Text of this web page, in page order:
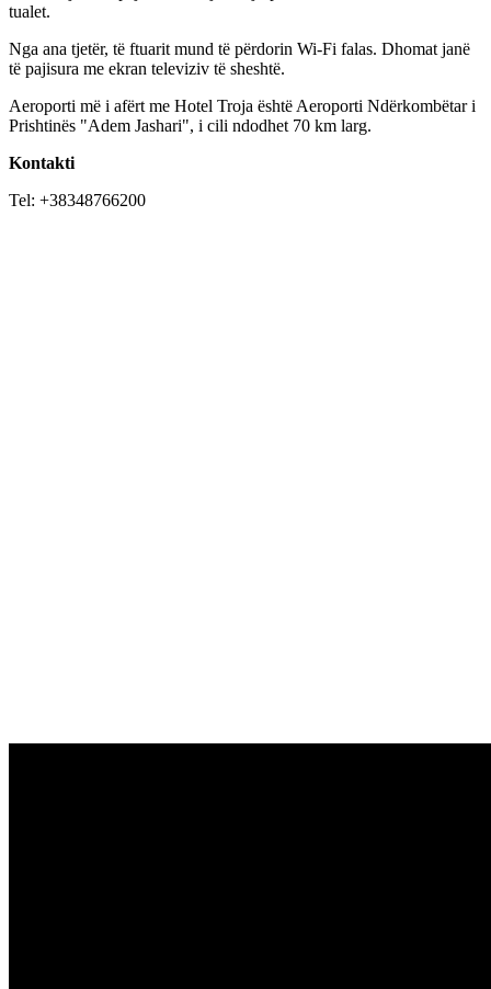
tualet.
Nga ana tjetër, të ftuarit mund të përdorin Wi-Fi falas. Dhomat janë
të pajisura me ekran televiziv të sheshtë.
Aeroporti më i afërt me Hotel Troja është Aeroporti Ndërkombëtar i
Prishtinës "Adem Jashari", i cili ndodhet 70 km larg.
Kontakti
Tel: +38348766200